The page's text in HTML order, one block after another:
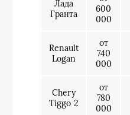
Лада
Гранта
600
000
Renault
Logan
от
740
000
Chery
Tiggo 2
от
780
000